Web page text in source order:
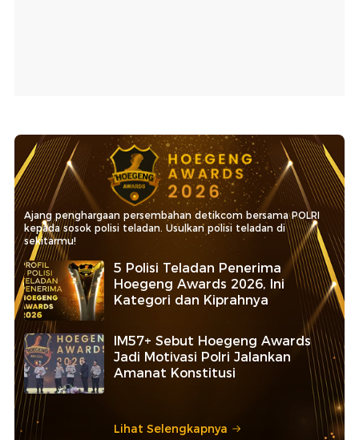
Ajang penghargaan persembahan detikcom bersama POLRI
kepada sosok polisi teladan. Usulkan polisi teladan di
sekitarmu!
5 Polisi Teladan Penerima
Hoegeng Awards 2026, Ini
Kategori dan Kiprahnya
IM57+ Sebut Hoegeng Awards
Jadi Motivasi Polri Jalankan
Amanat Konstitusi
Lihat Selengkapnya